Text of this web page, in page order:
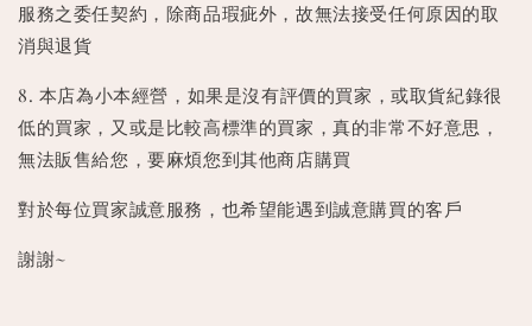
服務之委任契約，除商品瑕疵外，故無法接受任何原因的取
消與退貨
8. 本店為小本經營，如果是沒有評價的買家，或取貨紀錄很
低的買家，又或是比較高標準的買家，真的非常不好意思，
無法販售給您，要麻煩您到其他商店購買
對於每位買家誠意服務，也希望能遇到誠意購買的客戶
謝謝~